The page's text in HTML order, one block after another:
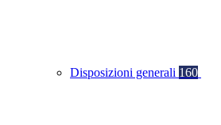
Disposizioni generali 160